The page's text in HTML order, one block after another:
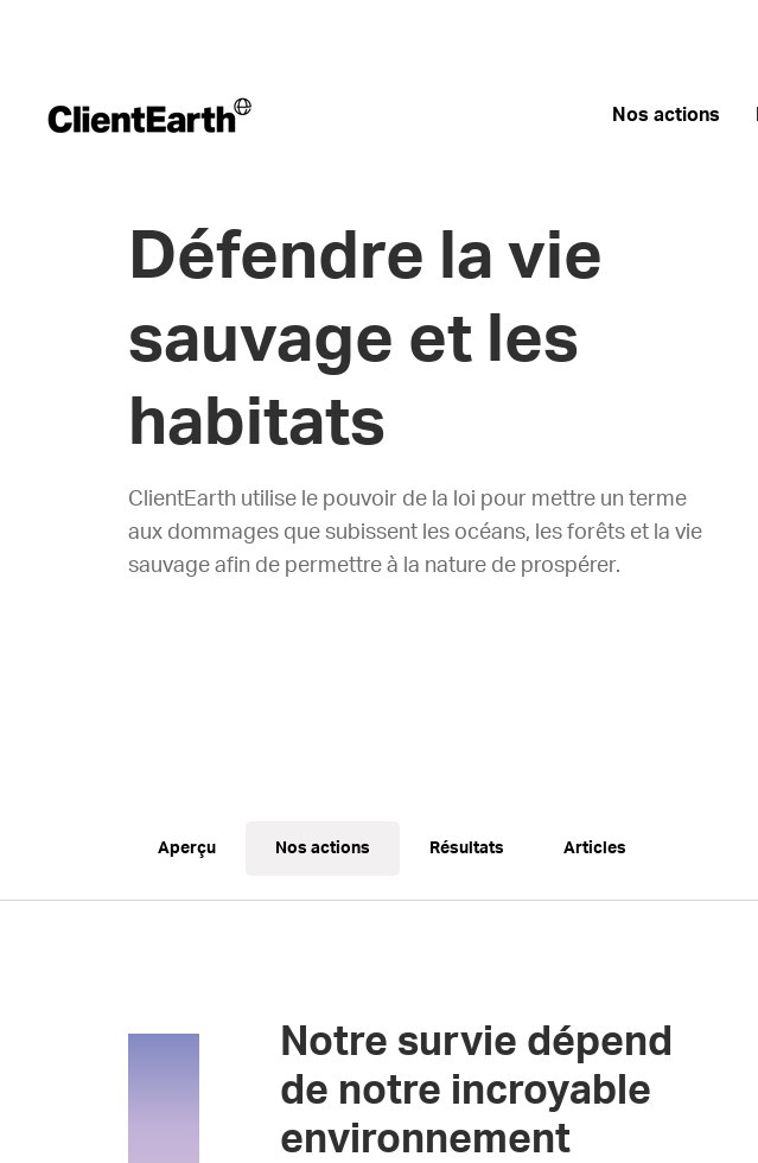
Nos actions
Défendre la vie
sauvage et les
habitats
ClientEarth utilise le pouvoir de la loi pour mettre un terme
aux dommages que subissent les océans, les forêts et la vie
sauvage afin de permettre à la nature de prospérer.
Aperçu Nos actions Résultats Articles
Notre survie dépend
de notre incroyable
environnement